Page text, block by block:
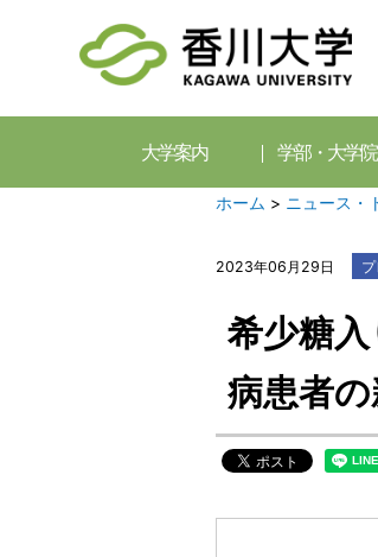
大学案内 学部・大学
ホーム > ニュース・
2023年06月29日
希少糖
病患者